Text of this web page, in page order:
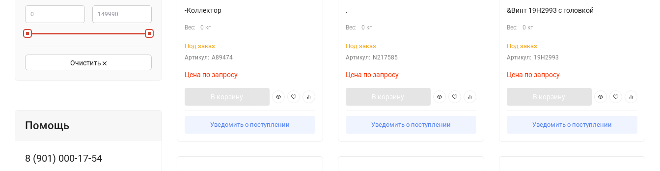
Очистить
Помощь
8 (901) 000-17-54
-Коллектор
Вес: 0 кг
Под заказ
Артикул: A89474
Цена по запросу
В корзину
Уведомить о поступлении
.
Вес: 0 кг
Под заказ
Артикул: N217585
Цена по запросу
В корзину
Уведомить о поступлении
&Винт 19H2993 с головкой
Вес: 0 кг
Под заказ
Артикул: 19H2993
Цена по запросу
В корзину
Уведомить о поступлении